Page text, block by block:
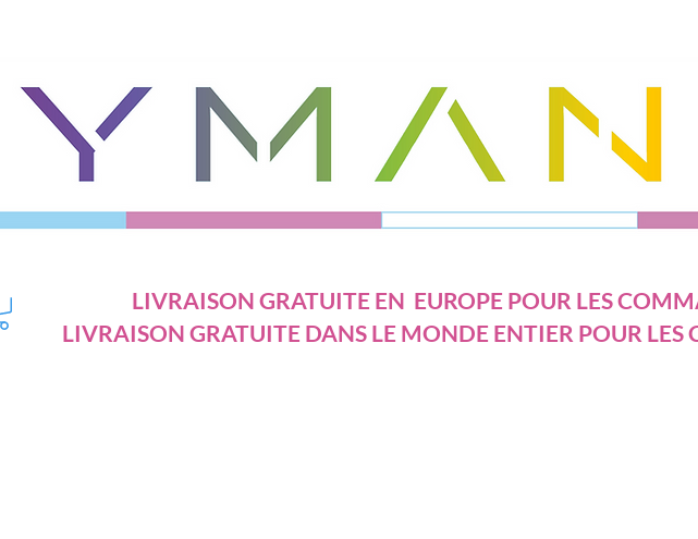
LIVRAISON GRATUITE EN EUROPE POUR LES
LIVRAISON GRATUITE DANS LE MONDE ENTIER POUR